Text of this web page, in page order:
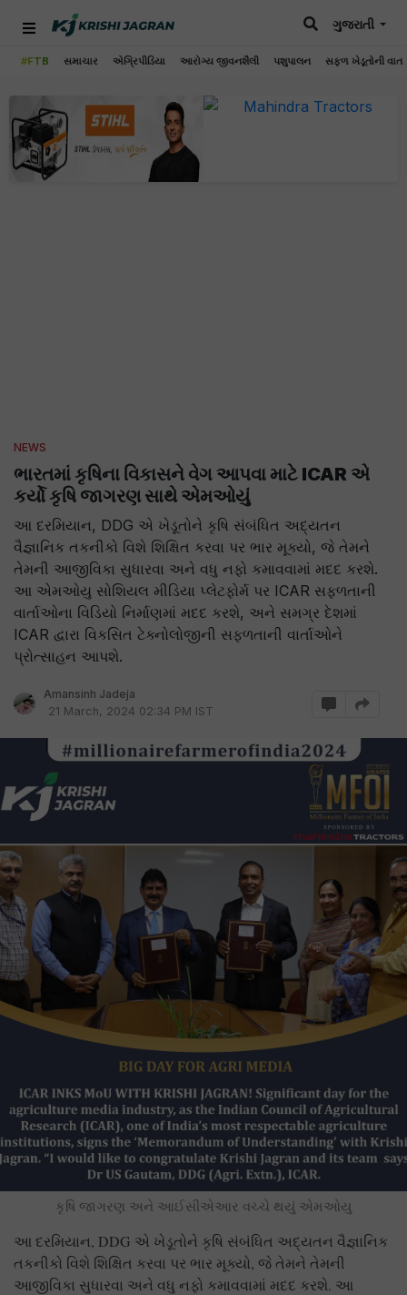
#FTB સમાચાર એગ્રિપીડિયા આરોગ્ય જીવનશૈલી પશુપાલન સફળ ખેડૂતોની વાત
ગુજરાતી
NEWS
ભારતમાં કૃષિના વિકાસને વેગ આપવા માટે ICAR એ
કર્યો કૃષિ જાગરણ સાથે એમઓયું
આ દરમિયાન, DDG એ ખેડૂતોને કૃષિ સંબંધિત અદ્યતન
વૈજ્ઞાનિક તકનીકો વિશે શિક્ષિત કરવા પર ભાર મૂક્યો, જે તેમને
તેમની આજીવિકા સુધારવા અને વધુ નફો કમાવવામાં મદદ કરશે.
આ એમઓયુ સોશિયલ મીડિયા પ્લેટફોર્મ પર ICAR સફળતાની
વાર્તાઓના વિડિયો નિર્માણમાં મદદ કરશે, અને સમગ્ર દેશમાં
ICAR દ્વારા વિકસિત ટેક્નોલોજીની સફળતાની વાર્તાઓને
પ્રોત્સાહન આપશે.
Amansinh Jadeja
21 March, 2024 02:34 PM IST
કૃષિ જાગરણ અને આઈસીએઆર વચ્ચે થયું એમઓયુ
આ દરમિયાન, DDG એ ખેડૂતોને કૃષિ સંબંધિત અદ્યતન વૈજ્ઞાનિક
તકનીકો વિશે શિક્ષિત કરવા પર ભાર મૂક્યો, જે તેમને તેમની
આજીવિકા સુધારવા અને વધુ નફો કમાવવામાં મદદ કરશે. આ